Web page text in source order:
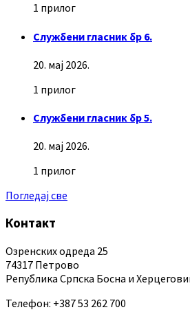
1 прилог
Службени гласник бр 6.
20. мај 2026.
1 прилог
Службени гласник бр 5.
20. мај 2026.
1 прилог
Погледај све
Контакт
Озренских одреда 25
74317 Петрово
Република Српска Босна и
Телефон: +387 53 262 700